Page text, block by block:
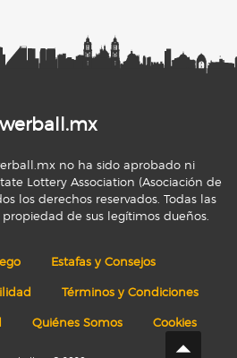
no ha sido aprobado ni
Lottery Association (Asociación de
los derechos reservados. Todas las
de sus legítimos dueños.
Estafas y Consejos
Términos y Condiciones
Quiénes Somos Cookies